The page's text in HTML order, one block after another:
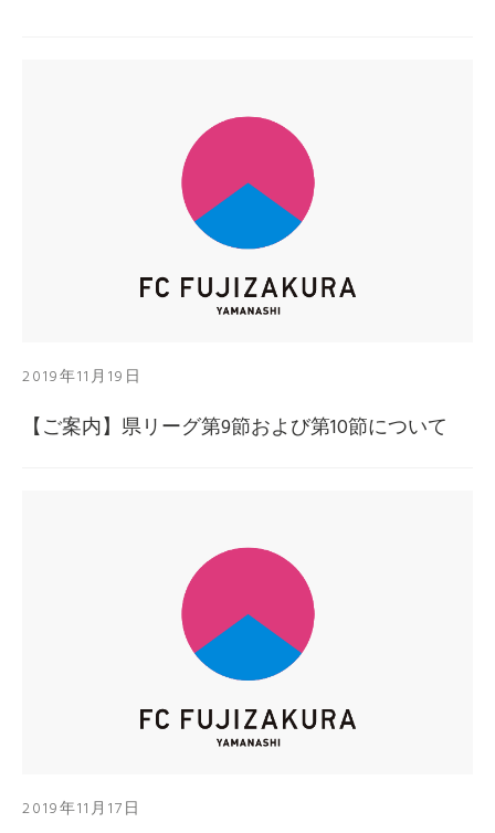
2019年11月19日
【ご案内】県リーグ第9節および第10節について
2019年11月17日